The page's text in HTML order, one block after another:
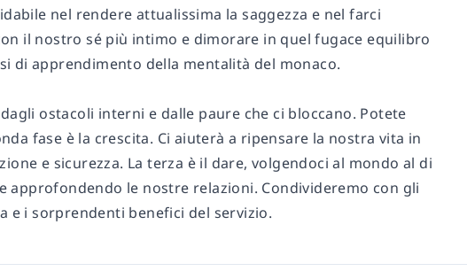
nel rendere attualissima la saggezza e nel farci
il nostro sé più intimo e dimorare in quel fugace equilibro
di apprendimento della mentalità del monaco.
ostacoli interni e dalle paure che ci bloccano. Potete
fase è la crescita. Ci aiuterà a ripensare la nostra vita in
e sicurezza. La terza è il dare, volgendoci al mondo al di
le nostre relazioni. Condivideremo con gli
i sorprendenti benefici del servizio.